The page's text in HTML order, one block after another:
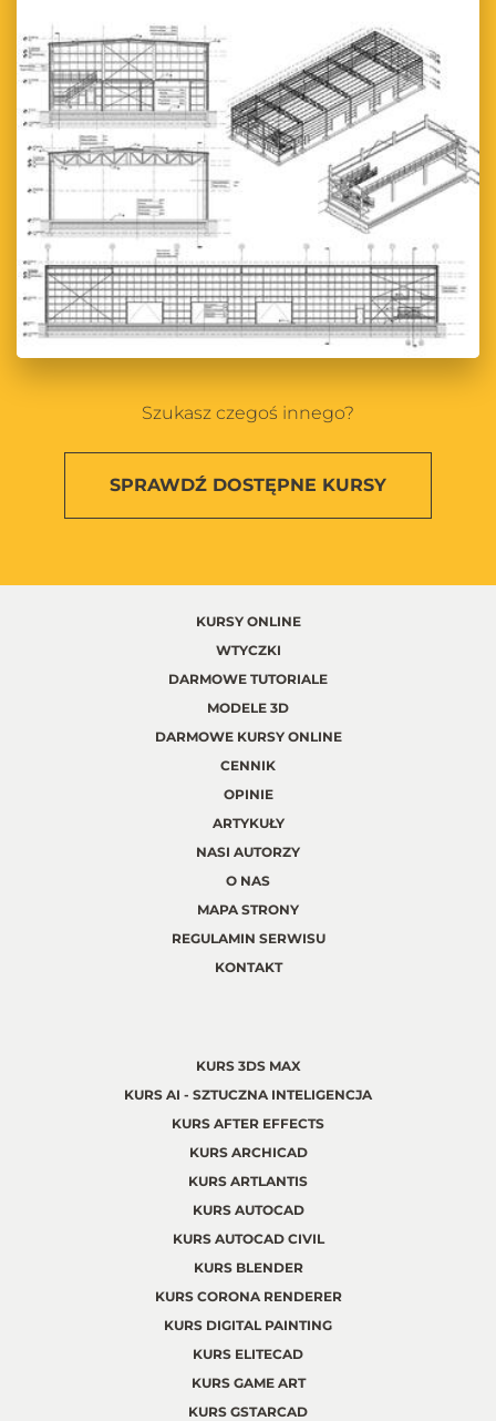
Szukasz czegoś innego?
SPRAWDŹ DOSTĘPNE KURSY
KURSY ONLINE
WTYCZKI
DARMOWE TUTORIALE
MODELE 3D
DARMOWE KURSY ONLINE
CENNIK
OPINIE
ARTYKUŁY
NASI AUTORZY
O NAS
MAPA STRONY
REGULAMIN SERWISU
KONTAKT
KURS 3DS MAX
KURS AI - SZTUCZNA INTELIGENCJA
KURS AFTER EFFECTS
KURS ARCHICAD
KURS ARTLANTIS
KURS AUTOCAD
KURS AUTOCAD CIVIL
KURS BLENDER
KURS CORONA RENDERER
KURS DIGITAL PAINTING
KURS ELITECAD
KURS GAME ART
KURS GSTARCAD